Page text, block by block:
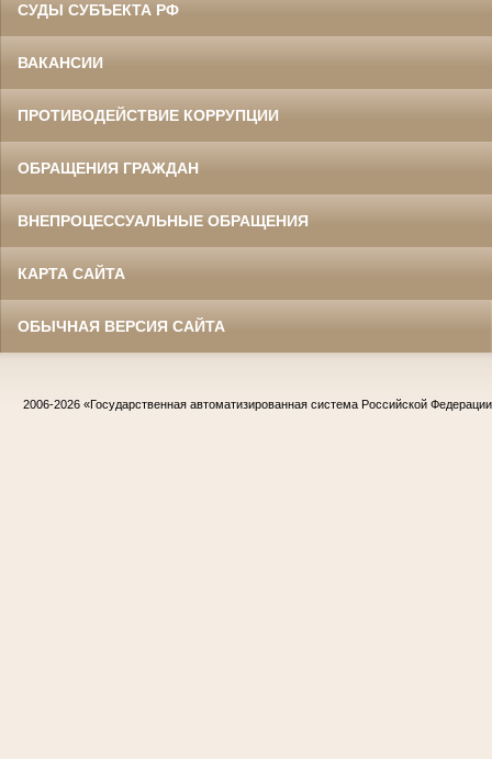
СУДЫ СУБЪЕКТА РФ
ВАКАНСИИ
ПРОТИВОДЕЙСТВИЕ КОРРУПЦИИ
ОБРАЩЕНИЯ ГРАЖДАН
ВНЕПРОЦЕССУАЛЬНЫЕ ОБРАЩЕНИЯ
КАРТА САЙТА
ОБЫЧНАЯ ВЕРСИЯ САЙТА
2006-2026 «Государственная автоматизированная система Российской